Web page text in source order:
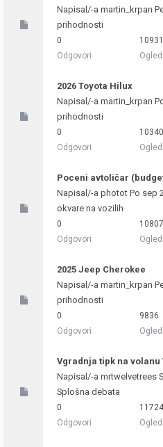
Napisal/-a martin_krpan
prihodnosti
0
Odgovori
10931
Ogledi
2026 Toyota Hilux
Napisal/-a martin_krpan
prihodnosti
0
Odgovori
10340
Ogledi
Poceni avtoličar
Napisal/-a photot Po sep
okvare na vozilih
0
Odgovori
10807
Ogledi
2025 Jeep Cherokee
Napisal/-a martin_krpan
prihodnosti
0
Odgovori
9836
Ogledi
Vgradnja tipk na volanu
Napisal/-a mrtwelvetrees
Splošna debata
0
Odgovori
Ogledi